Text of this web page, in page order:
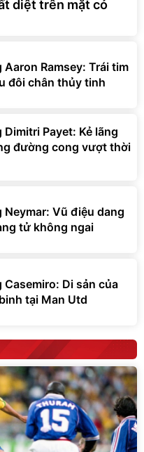
diệt trên mặt cỏ
Aaron Ramsey: Trái tim
đôi chân thủy tinh
Dimitri Payet: Kẻ lãng
đường cong vượt thời
Neymar: Vũ điệu dang
tử không ngai
Casemiro: Di sản của
tại Man Utd